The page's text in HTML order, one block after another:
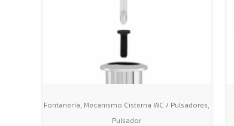
Fontanería, Mecanismo Cisterna WC / Pulsadores,
Pulsador